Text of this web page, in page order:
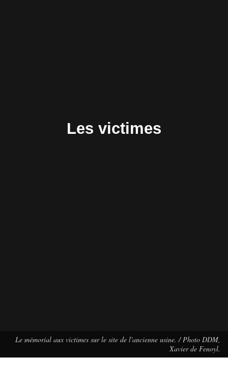
Les victimes
Le mémorial aux victimes sur le site de l'ancienne usine. / Photo DDM,
Xavier de Fenoyl.